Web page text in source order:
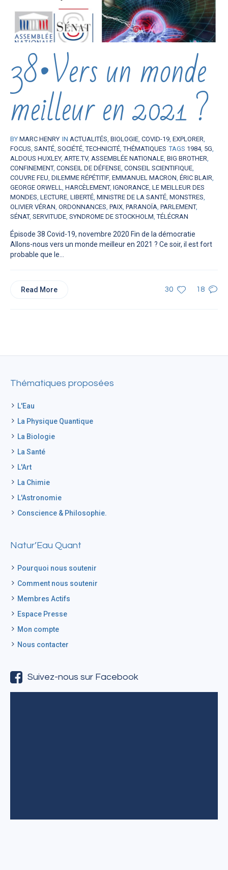
38•Vers un monde
meilleur en 2021 ?
BY MARC HENRY IN ACTUALITÉS, BIOLOGIE, COVID-19, EXPLORER,
FOCUS, SANTÉ, SOCIÉTÉ,TECHNICITÉ,THÉMATIQUES TAGS 1984, 5G,
ALDOUS HUXLEY, ARTE.TV, ASSEMBLÉE NATIONALE, BIG BROTHER,
CONFINEMENT, CONSEIL DE DÉFENSE, CONSEIL SCIENTIFIQUE,
COUVRE FEU, DILEMME RÉPÉTITIF, EMMANUEL MACRON, ÉRIC BLAIR,
GEORGE ORWELL, HARCÈLEMENT, IGNORANCE, LE MEILLEUR DES
MONDES, LECTURE, LIBERTÉ, MINISTRE DE LA SANTÉ, MONSTRES,
OLIVIER VÉRAN, ORDONNANCES, PAIX, PARANOÏA, PARLEMENT,
SÉNAT, SERVITUDE, SYNDROME DE STOCKHOLM,TÉLÉCRAN
Épisode 38 Covid-19, novembre 2020 Fin de la démocratie
Allons-nous vers un monde meilleur en 2021 ? Ce soir, il est fort
probable que le...
30 18
Read More
Thématiques proposées
L'Eau
La Physique Quantique
La Biologie
La Santé
L'Art
La Chimie
L'Astronomie
Conscience & Philosophie.
Natur’Eau Quant
Pourquoi nous soutenir
Comment nous soutenir
Membres Actifs
Espace Presse
Mon compte
Nous contacter
Suivez-nous sur Facebook